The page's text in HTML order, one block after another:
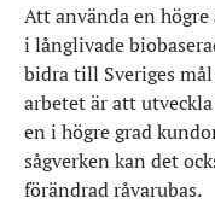
Att använda en högre
i långlivade
bidra till Sveriges
arbetet är att
en i högre grad
sågverken kan det
förändrad råvarubas.